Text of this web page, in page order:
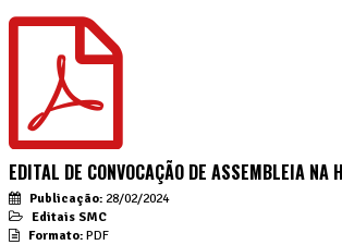
EDITAL DE CONVOCAÇÃO DE ASSEMBLEIA NA
Publicação: 28/02/2024
Editais SMC
Formato: PDF